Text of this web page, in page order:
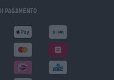
pagamento